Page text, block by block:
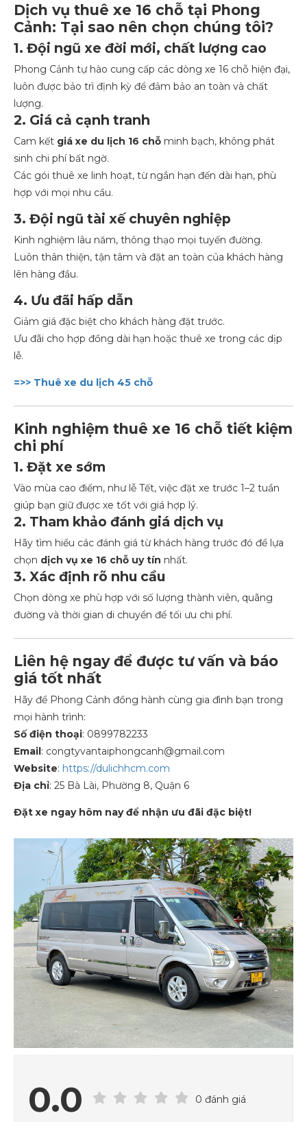
Dịch vụ thuê xe 16 chỗ tại Phong
Cảnh: Tại sao nên chọn chúng tôi?
1. Đội ngũ xe đời mới, chất lượng cao
Phong Cảnh tự hào cung cấp các dòng xe 16 chỗ hiện đại,
luôn được bảo trì định kỳ để đảm bảo an toàn và chất
lượng.
2. Giá cả cạnh tranh
Cam kết giá xe du lịch 16 chỗ minh bạch, không phát
sinh chi phí bất ngờ.
Các gói thuê xe linh hoạt, từ ngắn hạn đến dài hạn, phù
hợp với mọi nhu cầu.
3. Đội ngũ tài xế chuyên nghiệp
Kinh nghiệm lâu năm, thông thạo mọi tuyến đường.
Luôn thân thiện, tận tâm và đặt an toàn của khách hàng
lên hàng đầu.
4. Ưu đãi hấp dẫn
Giảm giá đặc biệt cho khách hàng đặt trước.
Ưu đãi cho hợp đồng dài hạn hoặc thuê xe trong các dịp
lễ.
=>> Thuê xe du lịch 45 chỗ
Kinh nghiệm thuê xe 16 chỗ tiết kiệm
chi phí
1. Đặt xe sớm
Vào mùa cao điểm, như lễ Tết, việc đặt xe trước 1–2 tuần
giúp bạn giữ được xe tốt với giá hợp lý.
2. Tham khảo đánh giá dịch vụ
Hãy tìm hiểu các đánh giá từ khách hàng trước đó để lựa
chọn dịch vụ xe 16 chỗ uy tín nhất.
3. Xác định rõ nhu cầu
Chọn dòng xe phù hợp với số lượng thành viên, quãng
đường và thời gian di chuyển để tối ưu chi phí.
Liên hệ ngay để được tư vấn và báo
giá tốt nhất
Hãy để Phong Cảnh đồng hành cùng gia đình bạn trong
mọi hành trình:
Số điện thoại: 0899782233
Email: congtyvantaiphongcanh@gmail.com
Website: https://dulichhcm.com
Địa chỉ: 25 Bà Lài, Phường 8, Quận 6
Đặt xe ngay hôm nay để nhận ưu đãi đặc biệt!
0.0 0 đánh giá